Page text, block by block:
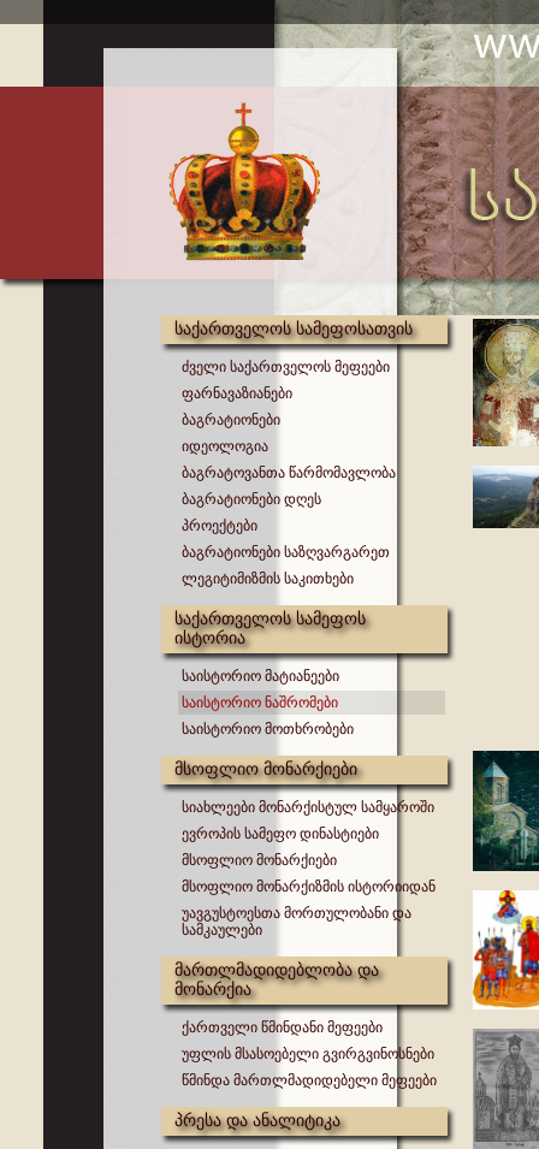
საქართველოს სამეფოსათვის
ძველი საქართველოს მეფეები
ფარნავაზიანები
ბაგრატიონები
იდეოლოგია
ბაგრატოვანთა წარმომავლობა
ბაგრატიონები დღეს
პროექტები
ბაგრატიონები საზღვარგარეთ
ლეგიტიმიზმის საკითხები
საქართველოს სამეფოს
ისტორია
საისტორიო მატიანეები
საისტორიო ნაშრომები
საისტორიო მოთხრობები
მსოფლიო მონარქიები
სიახლეები მონარქისტულ სამყაროში
ევროპის სამეფო დინასტიები
მსოფლიო მონარქიები
მსოფლიო მონარქიზმის ისტორიიდან
უავგუსტოესთა მორთულობანი და
სამკაულები
მართლმადიდებლობა და
მონარქია
ქართველი წმინდანი მეფეები
უფლის მსასოებელი გვირგვინოსნები
წმინდა მართლმადიდებელი მეფეები
პრესა და ანალიტიკა